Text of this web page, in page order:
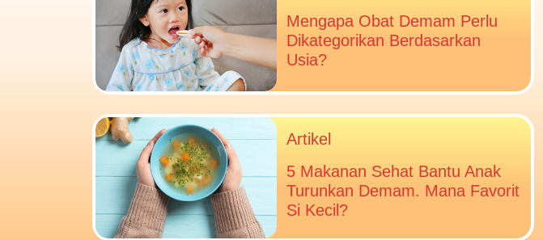
Mengapa Obat Demam Perlu
Dikategorikan Berdasarkan
Usia?
Artikel
5 Makanan Sehat Bantu Anak
Turunkan Demam. Mana Favorit
Si Kecil?